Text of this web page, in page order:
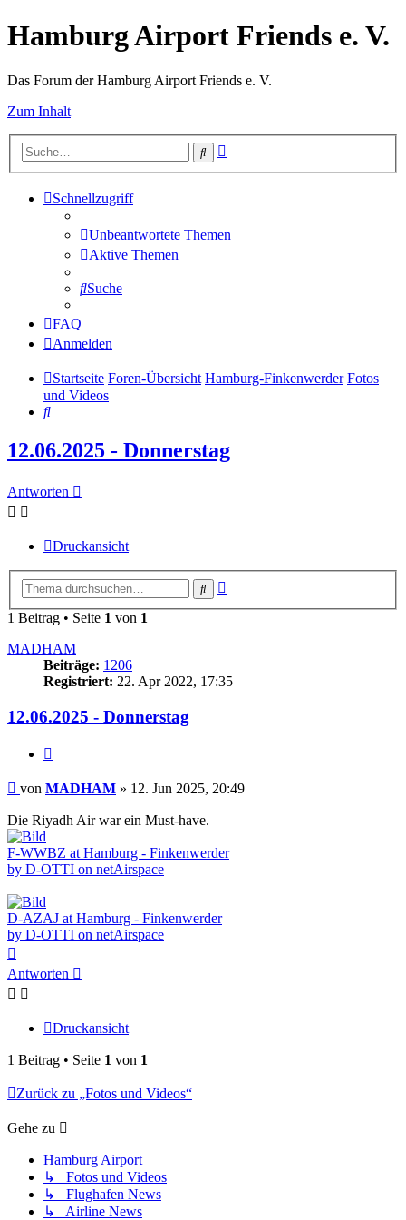
Hamburg Airport Friends e. V.
Das Forum der Hamburg Airport Friends e. V.
Zum Inhalt
Suche
Schnellzugriff
Unbeantwortete Themen
Aktive Themen
Suche
FAQ
Anmelden
Startseite Foren-Übersicht Hamburg-Finkenwerder Fotos
und Videos
Suche
12.06.2025 - Donnerstag
Antworten
Druckansicht
Suche
1 Beitrag • Seite 1 von 1
MADHAM
Beiträge: 1206
Registriert: 22. Apr 2022, 17:35
12.06.2025 - Donnerstag
Beitrag
von MADHAM » 12. Jun 2025, 20:49
Die Riyadh Air war ein Must-have.
F-WWBZ at Hamburg - Finkenwerder
by D-OTTI on netAirspace
D-AZAJ at Hamburg - Finkenwerder
by D-OTTI on netAirspace
oben
Antworten
Druckansicht
1 Beitrag • Seite 1 von 1
Zurück zu „Fotos und Videos“
Gehe zu
Hamburg Airport
↳ Fotos und Videos
↳ Flughafen News
↳ Airline News